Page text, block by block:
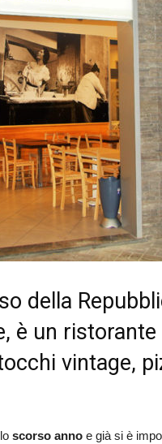
della
è un ristorante
vintage,
scorso anno e già si è